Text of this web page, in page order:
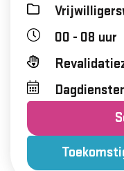
00 - 08 uur